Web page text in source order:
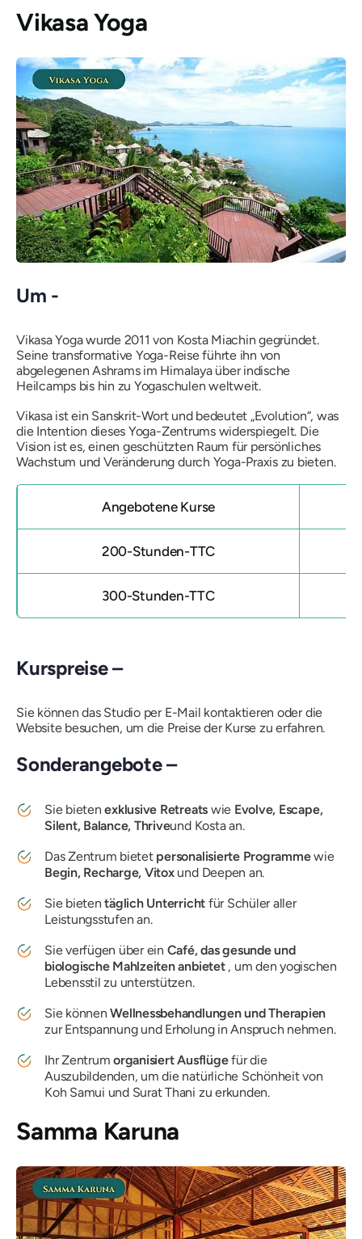
Vikasa Yoga
Um -
Vikasa Yoga wurde 2011 von Kosta Miachin gegründet.
Seine transformative Yoga-Reise führte ihn von
abgelegenen Ashrams im Himalaya über indische
Heilcamps bis hin zu Yogaschulen weltweit.
Vikasa ist ein Sanskrit-Wort und bedeutet „Evolution“, was
die Intention dieses Yoga-Zentrums widerspiegelt. Die
Vision ist es, einen geschützten Raum für persönliches
Wachstum und Veränderung durch Yoga-Praxis zu bieten.
Angebotene Kurse
200-Stunden-TTC
300-Stunden-TTC
Kurspreise –
Sie können das Studio per E-Mail kontaktieren oder die
Website besuchen, um die Preise der Kurse zu erfahren.
Sonderangebote –
Sie bietenexklusive Retreats wie Evolve, Escape,
Silent, Balance, Thriveund Kosta an.
Das Zentrum bietet personalisierte Programmewie
Begin, Recharge, Vitoxund Deepen an.
Sie bietentäglich Unterricht für Schüler aller
Leistungsstufen an.
Sie verfügen über ein Café, das gesunde und
biologische Mahlzeiten anbietet , um den yogischen
Lebensstil zu unterstützen.
Sie könnenWellnessbehandlungen und Therapien
zur Entspannung und Erholung in Anspruch nehmen.
Ihr Zentrumorganisiert Ausflügefür die
Auszubildenden, um die natürliche Schönheit von
Koh Samui und Surat Thani zu erkunden.
Samma Karuna